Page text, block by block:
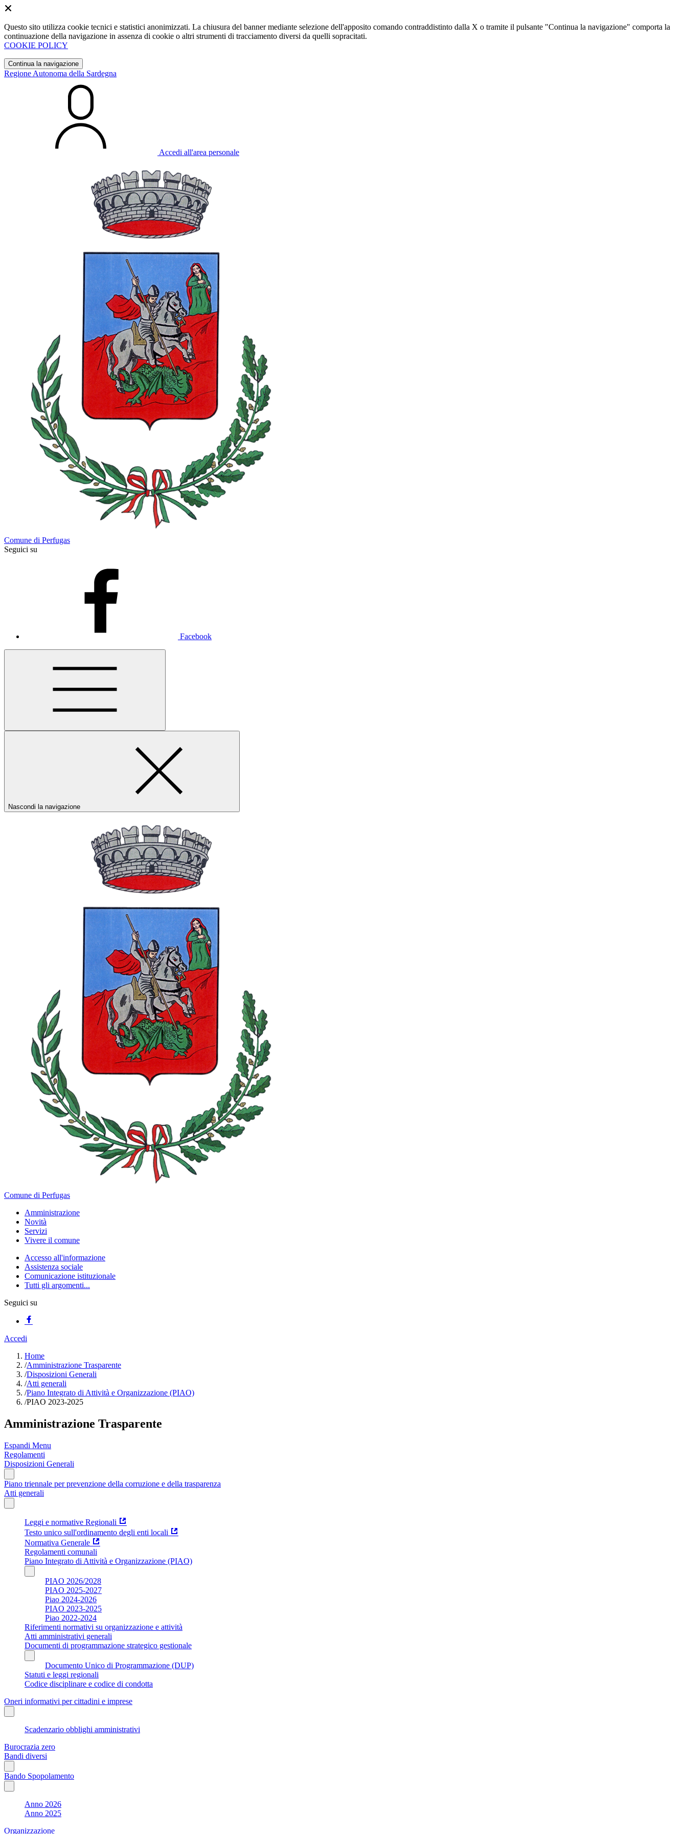
Questo sito utilizza cookie tecnici e statistici anonimizzati. La chiusura del banner mediante selezione dell'apposito comando contraddistinto dalla X o tramite il pulsante "Continua la navigazione" comporta la
continuazione della navigazione in assenza di cookie o altri strumenti di tracciamento diversi da quelli sopracitati.
COOKIE POLICY
Continua la navigazione
Regione Autonoma della Sardegna
Accedi all'area personale
Comune di Perfugas
Seguici su
Facebook
Nascondi la navigazione
Comune di Perfugas
Amministrazione
Novità
Servizi
Vivere il comune
Accesso all'informazione
Assistenza sociale
Comunicazione istituzionale
Tutti gli argomenti...
Seguici su
Accedi
Home
/Amministrazione Trasparente
/Disposizioni Generali
/Atti generali
/Piano Integrato di Attività e Organizzazione (PIAO)
/PIAO 2023-2025
Amministrazione Trasparente
Espandi Menu
Regolamenti
Disposizioni Generali
Piano triennale per prevenzione della corruzione e della trasparenza
Atti generali
Leggi e normative Regionali
Testo unico sull'ordinamento degli enti locali
Normativa Generale
Regolamenti comunali
Piano Integrato di Attività e Organizzazione (PIAO)
PIAO 2026/2028
PIAO 2025-2027
Piao 2024-2026
PIAO 2023-2025
Piao 2022-2024
Riferimenti normativi su organizzazione e attività
Atti amministrativi generali
Documenti di programmazione strategico gestionale
Documento Unico di Programmazione (DUP)
Statuti e leggi regionali
Codice disciplinare e codice di condotta
Oneri informativi per cittadini e imprese
Scadenzario obblighi amministrativi
Burocrazia zero
Bandi diversi
Bando Spopolamento
Anno 2026
Anno 2025
Organizzazione